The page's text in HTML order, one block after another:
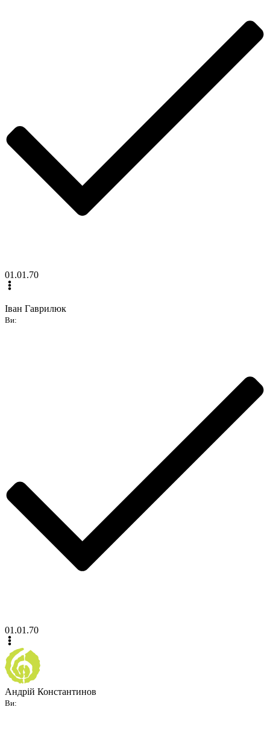
01.01.70
Іван Гаврилюк
Ви:
01.01.70
Андрій Константинов
Ви: